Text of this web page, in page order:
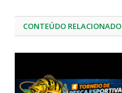
CONTEÚDO RELACIONADO